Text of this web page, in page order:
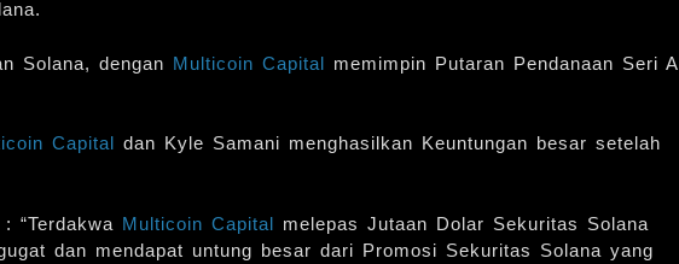
Solana, dengan Multicoin Capital memimpin Putaran Pendanaan Seri A
Capital dan Kyle Samani menghasilkan Keuntungan besar setelah
“Terdakwa Multicoin Capital melepas Jutaan Dolar Sekuritas Solana
dan mendapat untung besar dari Promosi Sekuritas Solana yang